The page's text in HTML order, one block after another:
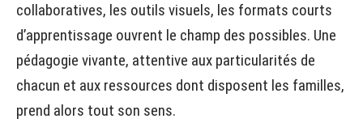
collaboratives, les outils visuels, les formats courts
d’apprentissage ouvrent le champ des possibles. Une
pédagogie vivante, attentive aux particularités de
chacun et aux ressources dont disposent les familles,
prend alors tout son sens.